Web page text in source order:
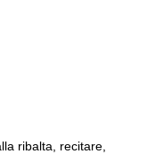
ribalta, recitare,